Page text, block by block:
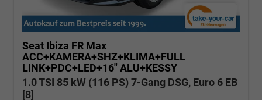
Seat Ibiza FR Max
ACC+KAMERA+SHZ+KLIMA+FULL
LINK+PDC+LED+16" ALU+KESSY
1.0 TSI 85 kW (116 PS) 7-Gang DSG, Euro 6 EB
[8]